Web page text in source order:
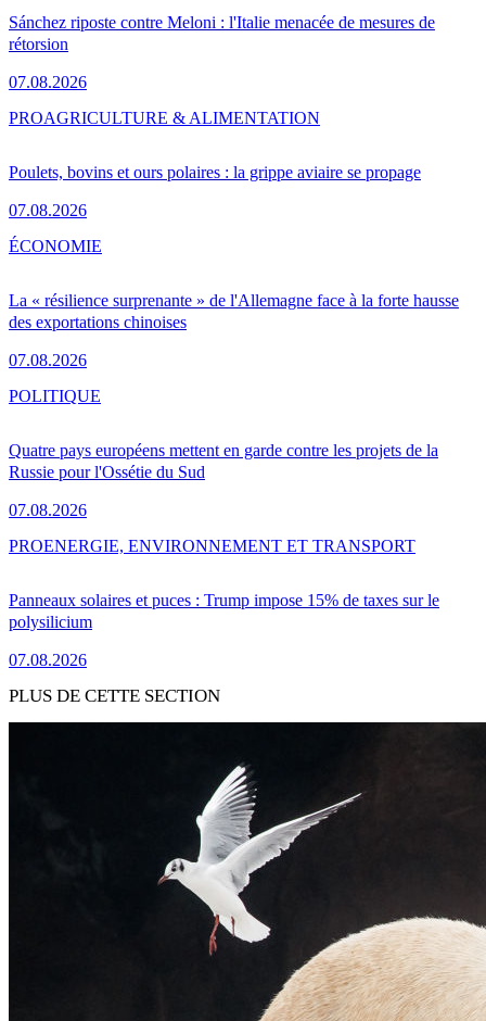
Sánchez riposte contre Meloni : l'Italie menacée de mesures de
rétorsion
07.08.2026
Poulets, bovins et ours polaires : la grippe aviaire se propage
07.08.2026
PROAGRICULTURE & ALIMENTATION
La « résilience surprenante » de l'Allemagne face à la forte hausse
des exportations chinoises
07.08.2026
ÉCONOMIE
Quatre pays européens mettent en garde contre les projets de la
Russie pour l'Ossétie du Sud
07.08.2026
POLITIQUE
Panneaux solaires et puces : Trump impose 15% de taxes sur le
polysilicium
07.08.2026
PROENERGIE, ENVIRONNEMENT ET TRANSPORT
PLUS DE CETTE SECTION